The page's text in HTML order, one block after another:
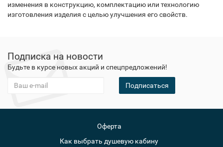
изменения в конструкцию, комплектацию или технологию
изготовления изделия с целью улучшения его свойств.
Подписка на новости
Будьте в курсе новых акций и спецпредложений!
Подписаться
Оферта
Как выбрать душевую кабину